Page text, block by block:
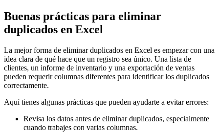
Buenas prácticas para eliminar
duplicados en Excel
La mejor forma de eliminar duplicados en Excel es empezar con una
idea clara de qué hace que un registro sea único. Una lista de
clientes, un informe de inventario y una exportación de ventas
pueden requerir columnas diferentes para identificar los duplicados
correctamente.
Aquí tienes algunas prácticas que pueden ayudarte a evitar errores:
Revisa los datos antes de eliminar duplicados, especialmente
cuando trabajes con varias columnas.